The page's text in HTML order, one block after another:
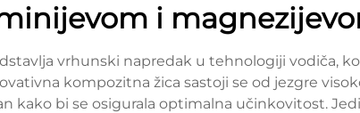
i
vrhunski napredak u tehnologiji vodiča,
kompozitna žica sastoji se od jezgre
kako bi se osigurala optimalna učinkovitost.